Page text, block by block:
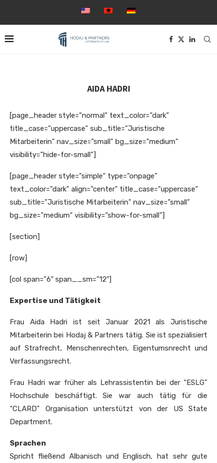
AIDA HADRI
[page_header style=”normal” text_color=”dark”
title_case=”uppercase” sub_title=”Juristische
Mitarbeiterin” nav_size=”small” bg_size=”medium”
visibility=”hide-for-small”]
[page_header style=”simple” type=”onpage”
text_color=”dark” align=”center” title_case=”uppercase”
sub_title=”Juristische Mitarbeiterin” nav_size=”small”
bg_size=”medium” visibility=”show-for-small”]
[section]
[row]
[col span=”6″ span__sm=”12″]
Expertise und Tätigkeit
Frau Aida Hadri ist seit Januar 2021 als Juristische
Mitarbeiterin bei Hodaj & Partners tätig. Sie ist spezialisiert
auf Strafrecht, Menschenrechten, Eigentumsnrecht und
Verfassungsrecht.
Frau Hadri war früher als Lehrassistentin bei der “ESLG”
Hochschule beschäftigt. Sie war auch tätig für die
“CLARD” Organisation unterstützt von der US State
Department.
Sprachen
Spricht fließend Albanisch und Englisch, hat sehr gute